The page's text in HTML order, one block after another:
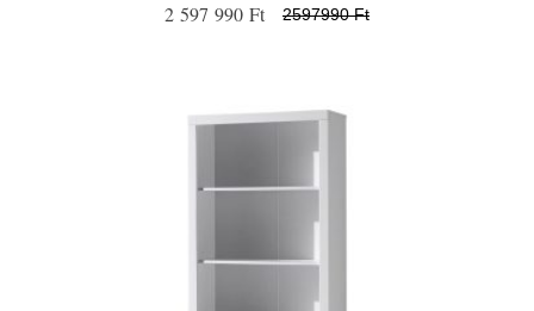
2 597 990 Ft 2597990 Ft